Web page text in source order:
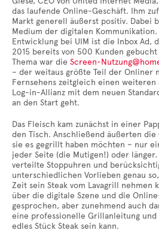
das laufende Online-Geschäft. Ihm
Markt generell äußerst positiv. Dabei
Medium der digitalen
Entwicklung bei UIM ist die Inbox Ad,
2015 bereits von 500 Kunden
Thema war die Screen-
– der weitaus größte Teil der Onliner
Fernsehens zeitgleich einen weiteren
Log-in-Allianz mit dem neuen
an den Start geht.
Das Fleisch kam zunächst in einer
den Tisch. Anschließend äußerten die
sie es gegrillt haben möchten – nur
jeder Seite (die Mutigen!) oder
verteilte Stoppuhren und
unterschiedlichen Vorlieben genau
Zeit sein Steak vom Lavagrill nehmen
über die digitale Szene und die
gesprochen, aber zunehmend auch
eine professionelle Grillanleitung
edles Stück Steak sein kann.